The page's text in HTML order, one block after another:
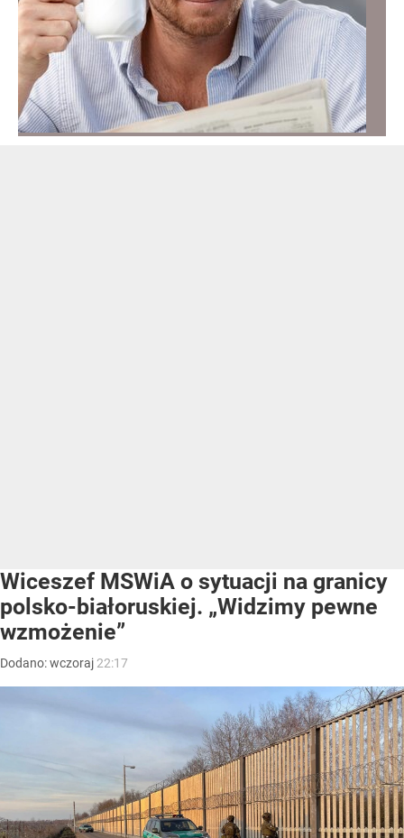
Wiceszef MSWiA o sytuacji na granicy
polsko-białoruskiej. „Widzimy pewne
wzmożenie”
Dodano:wczoraj 22:17